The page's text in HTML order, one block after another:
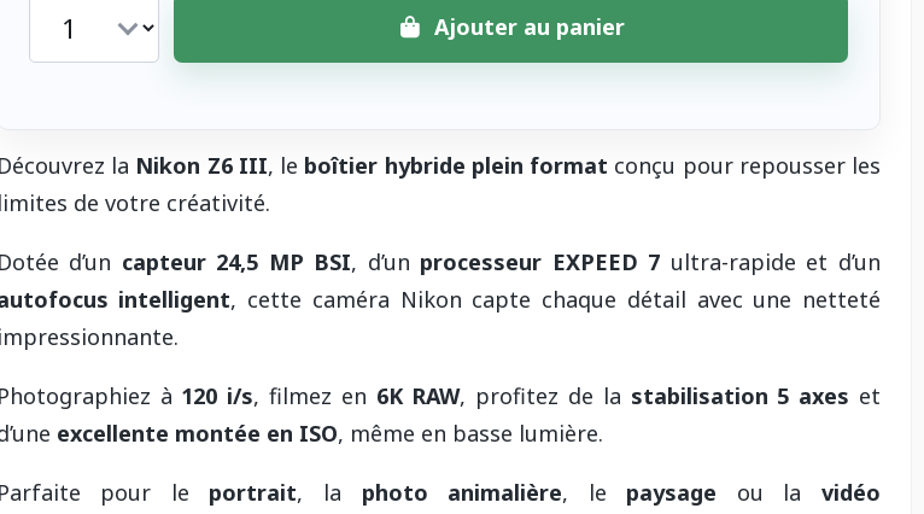
Ajouter au panier
Découvrez la Nikon Z6 III, le boîtier hybride plein format conçu pour repousser les
limites de votre créativité.
Dotée d’un capteur 24,5 MP BSI, d’un processeur EXPEED 7 ultra-rapide et d’un
intelligent, cette caméra Nikon capte chaque détail avec une netteté
impressionnante.
Photographiez à 120 i/s, filmez en 6K RAW, profitez de la stabilisation 5 axes et
excellente montée en ISO, même en basse lumière.
Parfaite pour le portrait, la photo animalière, le paysage ou lavidéo